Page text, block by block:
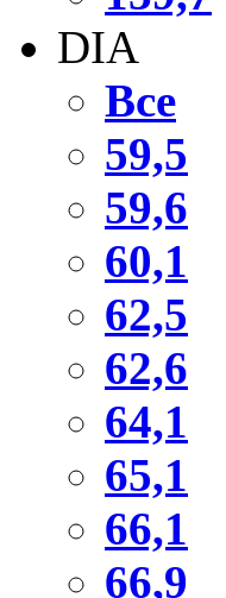
DIA
Все
59,5
59,6
60,1
62,5
62,6
64,1
65,1
66,1
66,9